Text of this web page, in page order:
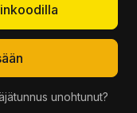
unohtunut?